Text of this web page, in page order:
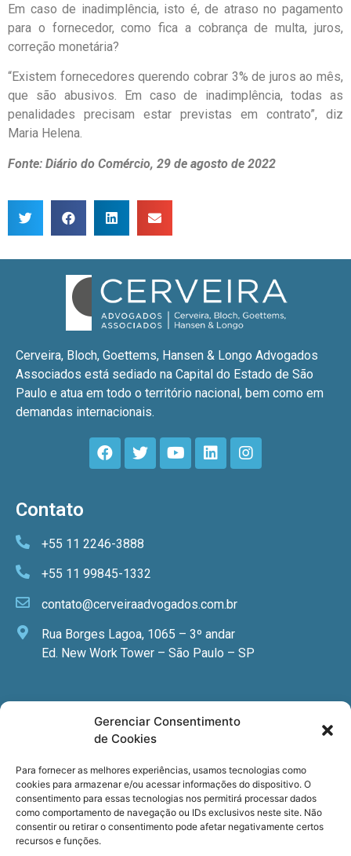
Gerenciar Consentimento
de Cookies
Para fornecer as melhores experiências, usamos tecnologias como
cookies para armazenar e/ou acessar informações do dispositivo. O
consentimento para essas tecnologias nos permitirá processar dados
como comportamento de navegação ou IDs exclusivos neste site. Não
consentir ou retirar o consentimento pode afetar negativamente certos
recursos e funções.
Em caso de inadimplência, isto é, de atraso no pagamento
para o fornecedor, como fica a cobrança de multa, juros,
correção monetária?
“Existem fornecedores querendo cobrar 3% de juros ao mês,
que são abusivos. Em caso de inadimplência, todas as
penalidades precisam estar previstas em contrato”, diz
Maria Helena.
Fonte: Diário do Comércio, 29 de agosto de 2022
Cerveira, Bloch, Goettems, Hansen & Longo Advogados
Associados está sediado na Capital do Estado de São
Paulo e atua em todo o território nacional, bem como em
demandas internacionais.
Contato
+55 11 2246-3888
+55 11 99845-1332
contato@cerveiraadvogados.com.br
Rua Borges Lagoa, 1065 – 3º andar
Ed. New Work Tower – São Paulo – SP
Newsletter
especializadas, cursos e eventos?
Registre seu email.